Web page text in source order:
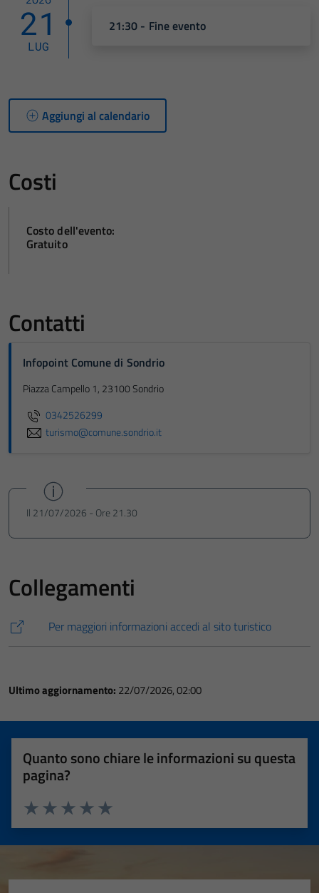
21
LUG
21:30 - Fine evento
Aggiungi al calendario
Costi
Costo dell'evento:
Gratuito
Contatti
Infopoint Comune di Sondrio
Piazza Campello 1, 23100 Sondrio
0342526299
turismo@comune.sondrio.it
Il 21/07/2026 - Ore 21.30
Collegamenti
Per maggiori informazioni accedi al sito turistico
Ultimo aggiornamento: 22/07/2026, 02:00
Quanto sono chiare le informazioni su questa
pagina?
Valuta 5 stelle su 5
Valuta 4 stelle su 5
Valuta 3 stelle su 5
Valuta 2 stelle su 5
Valuta 1 stelle su 5